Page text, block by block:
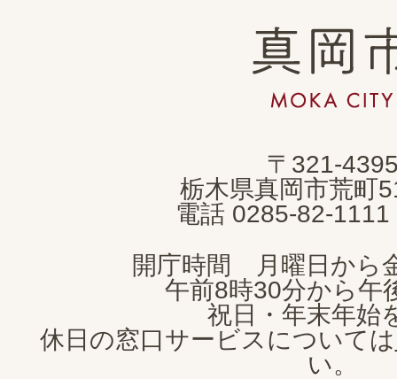
真
岡
市
CITY
〒321-
栃木県真岡市荒町
電話 0285-82-1111
開庁時間 月曜日から
午前8時30分から午
祝日・年末年始
休日の窓口サービスについては
い。